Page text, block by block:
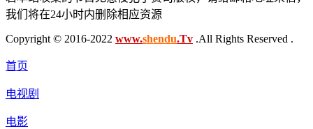
我们将在24小时内删除相应资源
Copyright © 2016-2022 www.shendu.Tv .All Rights Reserved .
首页
电视剧
电影